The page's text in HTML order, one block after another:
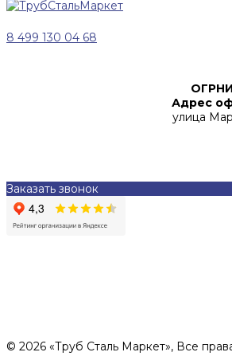
8 499 130 04 68
Адрес
улица
Заказать звонок
© 2026 «Труб Сталь Маркет», Все